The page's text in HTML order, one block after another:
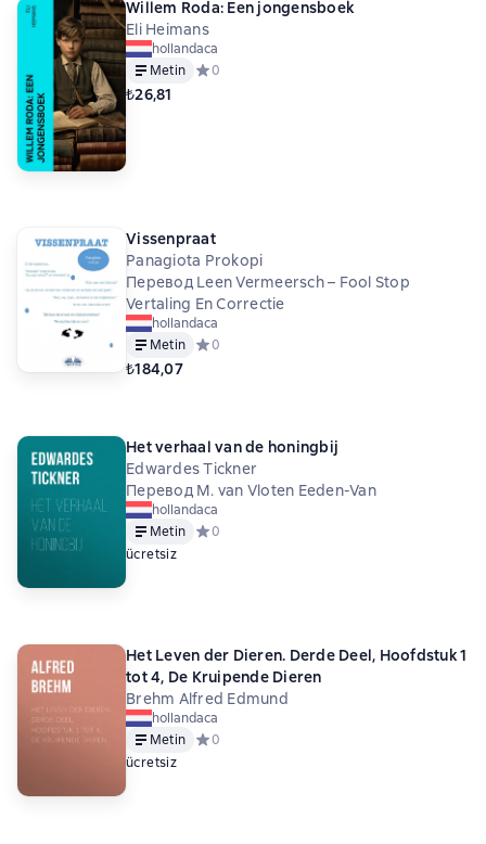
Willem Roda: Een jongensboek
Eli Heimans
hollandaca
Metin
Средний рейтинг 0 на основе 0 оценок
0
₺26,81
Vissenpraat
Panagiota Prokopi
Перевод Leen Vermeersch – Fool Stop
Vertaling En Correctie
hollandaca
Metin
Средний рейтинг 0 на основе 0 оценок
0
₺184,07
Het verhaal van de honingbij
Edwardes Tickner
Перевод M. van Vloten Eeden-Van
hollandaca
Metin
Средний рейтинг 0 на основе 0 оценок
0
ücretsiz
Het Leven der Dieren. Derde Deel, Hoofdstuk 1
tot 4, De Kruipende Dieren
Brehm Alfred Edmund
hollandaca
Metin
Средний рейтинг 0 на основе 0 оценок
0
ücretsiz